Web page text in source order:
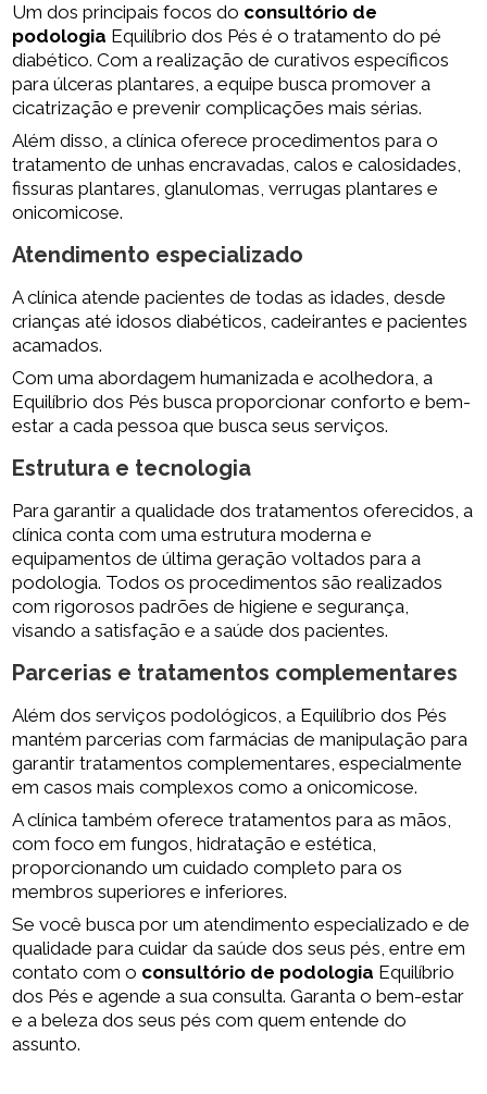
Um dos principais focos do consultório de
podologia Equilíbrio dos Pés é o tratamento do pé
diabético. Com a realização de curativos específicos
para úlceras plantares, a equipe busca promover a
cicatrização e prevenir complicações mais sérias.
Além disso, a clínica oferece procedimentos para o
tratamento de unhas encravadas, calos e calosidades,
fissuras plantares, glanulomas, verrugas plantares e
onicomicose.
Atendimento especializado
A clínica atende pacientes de todas as idades, desde
crianças até idosos diabéticos, cadeirantes e pacientes
acamados.
Com uma abordagem humanizada e acolhedora, a
Equilíbrio dos Pés busca proporcionar conforto e bem-
estar a cada pessoa que busca seus serviços.
Estrutura e tecnologia
Para garantir a qualidade dos tratamentos oferecidos, a
clínica conta com uma estrutura moderna e
equipamentos de última geração voltados para a
podologia. Todos os procedimentos são realizados
com rigorosos padrões de higiene e segurança,
visando a satisfação e a saúde dos pacientes.
Parcerias e tratamentos complementares
Além dos serviços podológicos, a Equilíbrio dos Pés
mantém parcerias com farmácias de manipulação para
garantir tratamentos complementares, especialmente
em casos mais complexos como a onicomicose.
A clínica também oferece tratamentos para as mãos,
com foco em fungos, hidratação e estética,
proporcionando um cuidado completo para os
membros superiores e inferiores.
Se você busca por um atendimento especializado e de
qualidade para cuidar da saúde dos seus pés, entre em
contato com o consultório de podologia Equilíbrio
dos Pés e agende a sua consulta. Garanta o bem-estar
e a beleza dos seus pés com quem entende do
assunto.